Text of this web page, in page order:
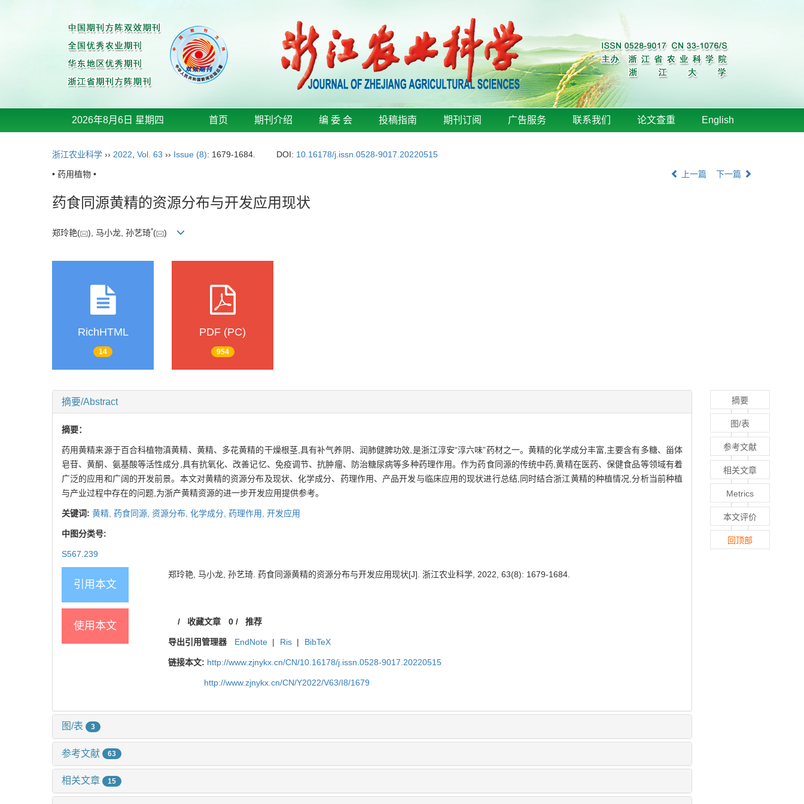
2026年8月6日 星期四 首页 期刊介绍 编 委 会 投稿指南 期刊订阅 广告服务 联系我们 论文查重 English
浙江农业科学 ›› 2022 Vol. 63 ›› Issue (8): 1679-1684. DOI: 10.16178/j.issn.0528-9017.20220515
• 药用植物 • 上一篇 下一篇
药食同源黄精的资源分布与开发应用现状
郑玲艳( ), 马小龙, 孙艺琦*( )
RichHTML
14
PDF (PC)
954
摘要/Abstract
摘要：
药用黄精来源于百合科植物滇黄精、黄精、多花黄精的干燥根茎,具有补气养阴、润肺健脾功效,是浙江淳安“淳六味”药材之一。黄精的化学成分丰富,主要含有多糖、甾体
皂苷、黄酮、氨基酸等活性成分,具有抗氧化、改善记忆、免疫调节、抗肿瘤、防治糖尿病等多种药理作用。作为药食同源的传统中药,黄精在医药、保健食品等领域有着
广泛的应用和广阔的开发前景。本文对黄精的资源分布及现状、化学成分、药理作用、产品开发与临床应用的现状进行总结,同时结合浙江黄精的种植情况,分析当前种植
与产业过程中存在的问题,为浙产黄精资源的进一步开发应用提供参考。
关键词: 黄精, 药食同源, 资源分布, 化学成分, 药理作用, 开发应用
中图分类号:
S567.239
引用本文
郑玲艳, 马小龙, 孙艺琦. 药食同源黄精的资源分布与开发应用现状[J]. 浙江农业科学, 2022, 63(8): 1679-1684.
使用本文 / 收藏文章 0/ 推荐
导出引用管理器 EndNote | Ris | BibTeX
链接本文: http://www.zjnykx.cn/CN/10.16178/j.issn.0528-9017.20220515
http://www.zjnykx.cn/CN/Y2022/V63/I8/1679
图/表 3
参考文献 63
相关文章 15
摘要
图/表
参考文献
相关文章
Metrics
本文评价
回顶部